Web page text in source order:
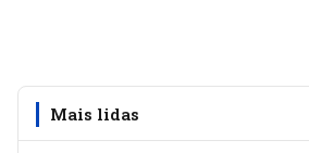
Mais lidas